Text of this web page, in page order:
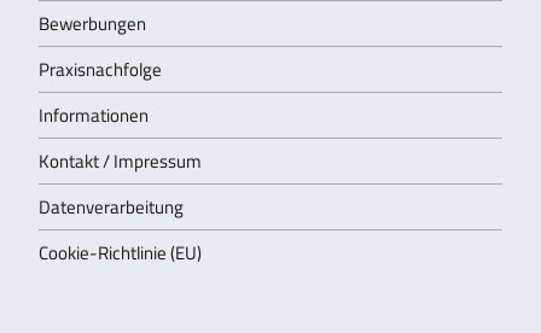
Bewerbungen
Praxisnachfolge
Informationen
Kontakt / Impressum
Datenverarbeitung
Cookie-Richtlinie (EU)